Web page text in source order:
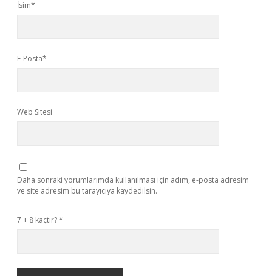
İsim*
E-Posta*
Web Sitesi
Daha sonraki yorumlarımda kullanılması için adım, e-posta adresim
ve site adresim bu tarayıcıya kaydedilsin.
7 + 8 kaçtır?*